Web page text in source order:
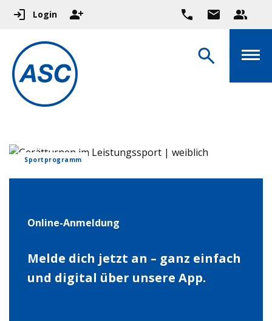
Login
Sportprogramm
Online-Anmeldung
Melde dich jetzt an – ganz einfach
und digital über unsere App.